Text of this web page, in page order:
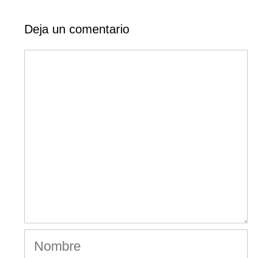
Deja un comentario